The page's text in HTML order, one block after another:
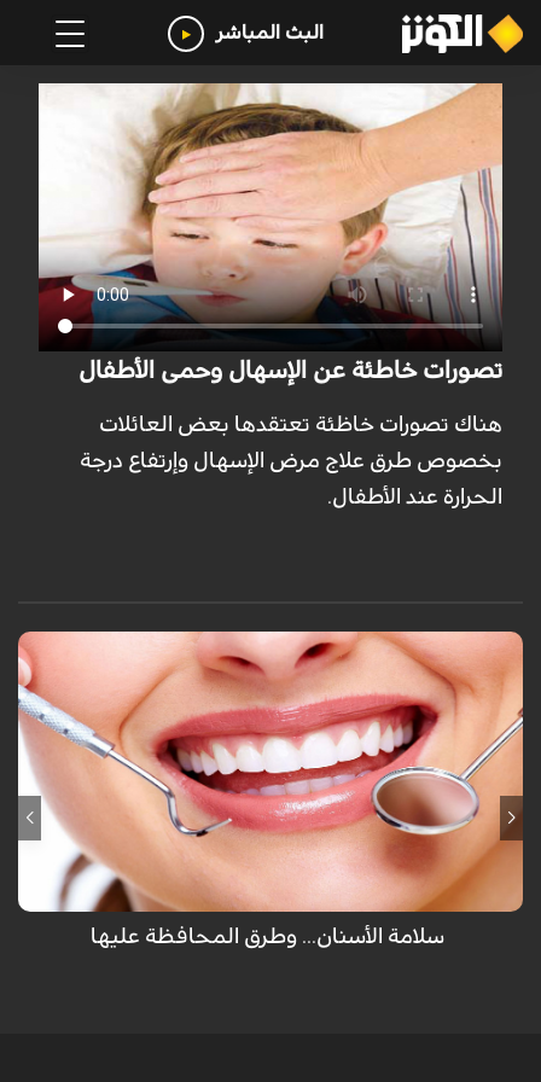
البث المباشر
تصورات خاطئة عن الإسهال وحمى الأطفال
هناك تصورات خاظئة تعتقدها بعض العائلات
بخصوص طرق علاج مرض الإسهال وإرتفاع درجة
الحرارة عند الأطفال.
لم يهب الله عضو للإنسان مرتين سوى الأسنان والتي تظهر للمرة الأولى كأسنان
لبنية ثم تسقط ويخرج مكانها أسناننا العادية ولكن تفريش الأسنان كل يوم غير
كافي للمحافظة عليها ولكن هناك طرق أخرى يجب إتباعها.
سلامة الأسنان... وطرق المحافظة عليها